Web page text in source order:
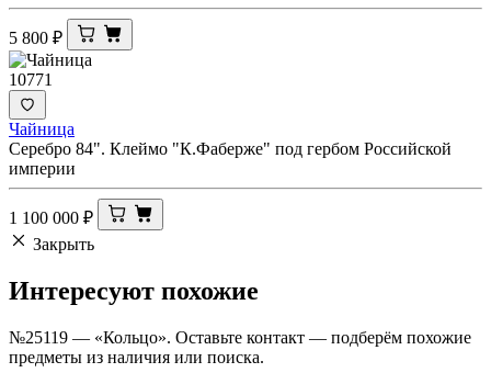
5 800 ₽
10771
Чайница
Серебро 84". Клеймо "К.Фаберже" под гербом Российской
империи
1 100 000 ₽
Закрыть
Интересуют похожие
№25119 — «Кольцо». Оставьте контакт — подберём похожие
предметы из наличия или поиска.